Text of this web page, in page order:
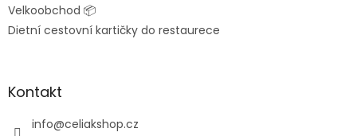
Velkoobchod 📦
Dietní cestovní kartičky do restaurece
Kontakt
info@celiakshop.cz